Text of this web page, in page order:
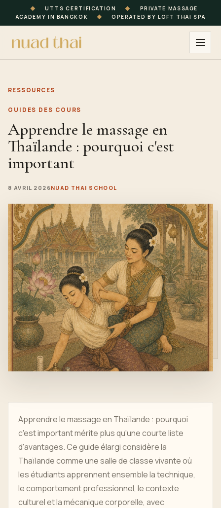
◆ UTTS CERTIFICATION ◆
PRIVATE MASSAGE
ACADEMY IN BANGKOK
◆ OPERATED BY LOFT THAI SPA
RESSOURCES
GUIDES DES COURS
Apprendre le massage en
Thaïlande : pourquoi c'est
important
8 AVRIL 2026NUAD THAI SCHOOL
Apprendre le massage en Thaïlande : pourquoi
c'est important mérite plus qu'une courte liste
d'avantages. Ce guide élargi considère la
Thaïlande comme une salle de classe vivante où
les étudiants apprennent ensemble la technique,
le comportement professionnel, le contexte
culturel et la mécanique corporelle, avec